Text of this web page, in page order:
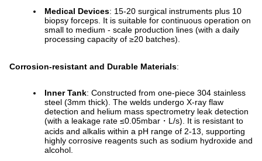
Medical Devices: 15-20 surgical instruments plus 10
biopsy forceps. It is suitable for continuous operation on
small to medium - scale production lines (with a daily
processing capacity of ≥20 batches).
Corrosion-resistant and Durable Materials:
Inner Tank: Constructed from one-piece 304 stainless
steel (3mm thick). The welds undergo X-ray flaw
detection and helium mass spectrometry leak detection
(with a leakage rate ≤0.05mbar・L/s). It is resistant to
acids and alkalis within a pH range of 2-13, supporting
highly corrosive reagents such as sodium hydroxide and
alcohol.